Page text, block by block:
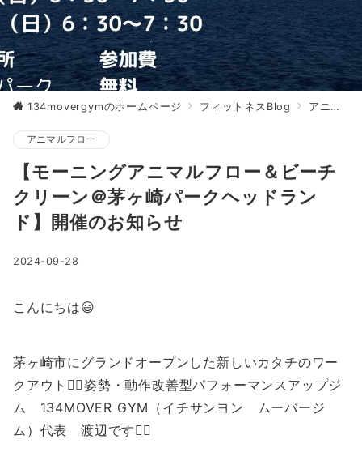
134movergymのホームページ フィットネスBlog アニマルフロー
アニマルフロー
【モーニングアニマルフロー＆ビーチ
クリーン＠茅ヶ崎パークヘッドラン
ド】開催のお知らせ
2024-09-28
こんにちは😃
茅ヶ崎市にグランドオープンした新しいカタチのワー
クアウト🤸‍♀️姿勢・動作改善型パフォーマンスアップジ
ム 134MOVER GYM（イチサンヨン ムーバージ
ム）代表 渡辺です💁‍♂️